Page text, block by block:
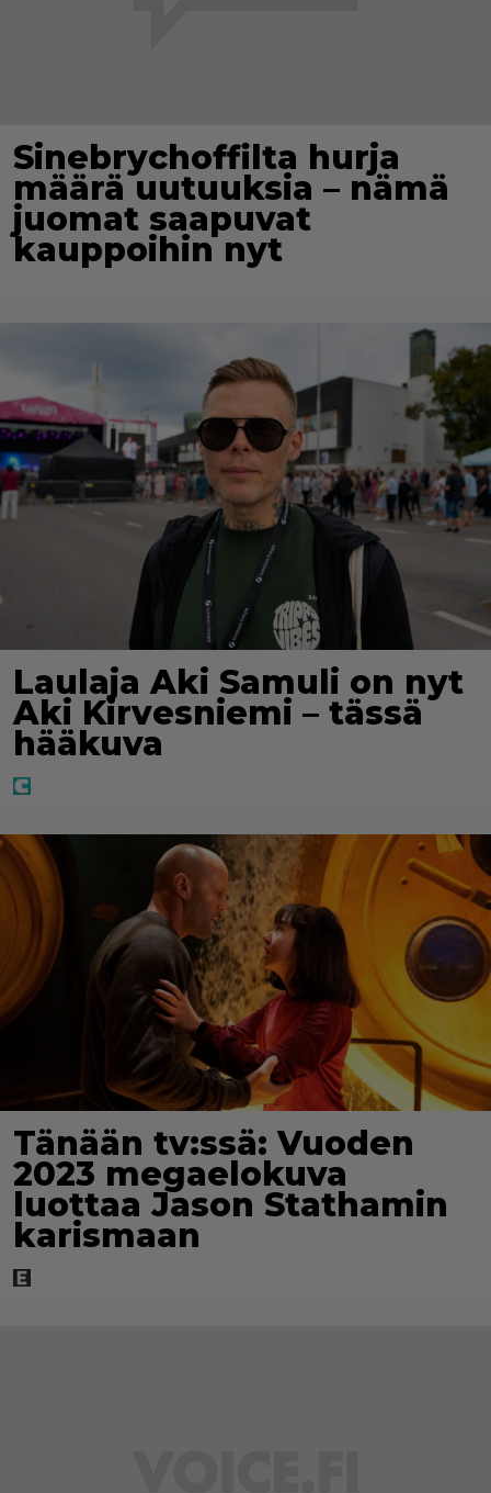
Sinebrychoffilta hurja
määrä uutuuksia – nämä
juomat saapuvat
kauppoihin nyt
Laulaja Aki Samuli on nyt
Aki Kirvesniemi – tässä
hääkuva
Tänään tv:ssä: Vuoden
2023 megaelokuva
luottaa Jason Stathamin
karismaan